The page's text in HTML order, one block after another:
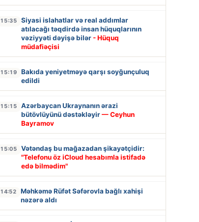
15:35
Siyasi islahatlar və real addımlar
atılacağı təqdirdə insan hüquqlarının
vəziyyəti dəyişə bilər - Hüquq
müdafiəçisi
15:19
Bakıda yeniyetməyə qarşı soyğunçuluq
edildi
15:15
Azərbaycan Ukraynanın ərazi
bütövlüyünü dəstəkləyir— Ceyhun
Bayramov
15:05
Vətəndaş bu mağazadan şikayətçidir:
"Telefonu öz iCloud hesabımla istifadə
edə bilmədim"
14:52
Məhkəmə Rüfət Səfərovla bağlı xahişi
nəzərə aldı